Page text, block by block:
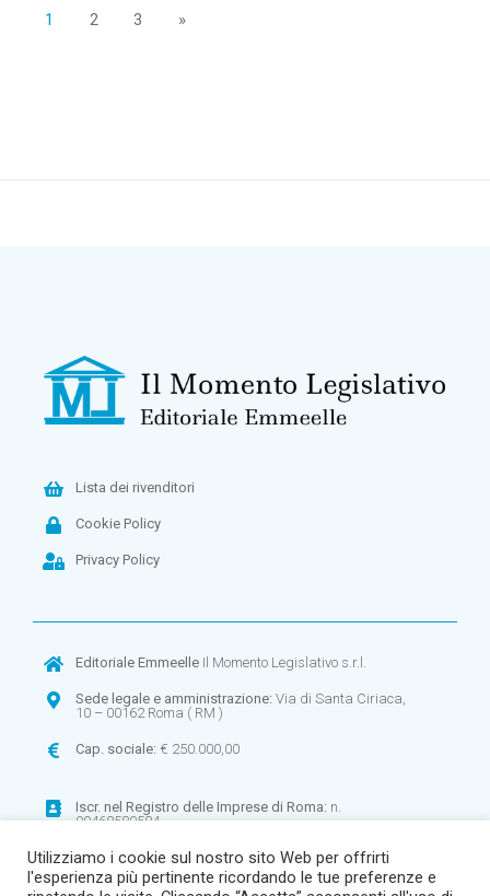
1 2 3 »
Lista dei rivenditori
Cookie Policy
Privacy Policy
Editoriale EmmeelleIl Momento Legislativo s.r.l.
Sede legale e amministrazione: Via di Santa Ciriaca,
10 – 00162 Roma ( RM )
Cap. sociale: € 250.000,00
Iscr. nel Registro delle Imprese di Roma: n.
00468580584
CF:00468580584 –P.IVA:00900971003
Utilizziamo i cookie sul nostro sito Web per offrirti
l'esperienza più pertinente ricordando le tue preferenze e